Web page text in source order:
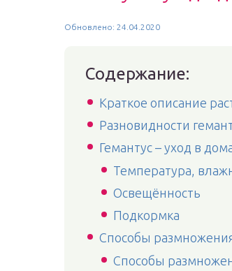
Обновлено: 24.04.2020
Содержание:
Краткое описание
Разновидности
Гемантус – уход в
Температура,
Освещённость
Подкормка
Способы
Способы